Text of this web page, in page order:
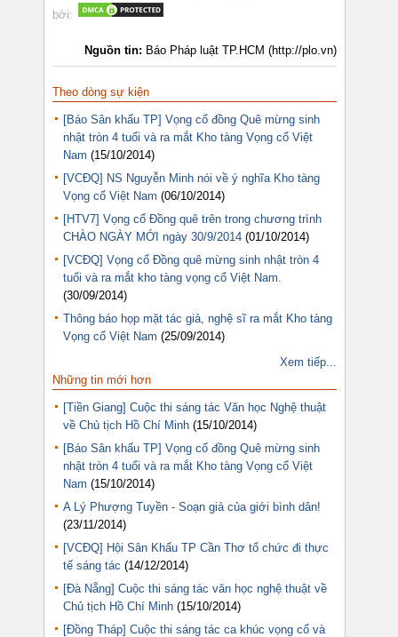
bởi:
Nguồn tin: Báo Pháp luật TP.HCM (http://plo.vn)
Theo dòng sự kiện
[Báo Sân khấu TP] Vọng cổ đồng Quê mừng sinh
nhật tròn 4 tuổi và ra mắt Kho tàng Vọng cổ Việt
Nam (15/10/2014)
[VCĐQ] NS Nguyễn Minh nói về ý nghĩa Kho tàng
Vọng cổ Việt Nam (06/10/2014)
[HTV7] Vọng cổ Đồng quê trên trong chương trình
CHÀO NGÀY MỚI ngày 30/9/2014 (01/10/2014)
[VCĐQ] Vọng cổ Đồng quê mừng sinh nhật tròn 4
tuổi và ra mắt kho tàng vọng cổ Việt Nam.
(30/09/2014)
Thông báo họp mặt tác giả, nghệ sĩ ra mắt Kho tàng
Vọng cổ Việt Nam (25/09/2014)
Xem tiếp...
Những tin mới hơn
[Tiền Giang] Cuộc thi sáng tác Văn học Nghệ thuật
về Chủ tịch Hồ Chí Minh (15/10/2014)
[Báo Sân khấu TP] Vọng cổ đồng Quê mừng sinh
nhật tròn 4 tuổi và ra mắt Kho tàng Vọng cổ Việt
Nam (15/10/2014)
A Lý Phượng Tuyền - Soạn giả của giới bình dân!
(23/11/2014)
[VCĐQ] Hội Sân Khấu TP Cần Thơ tổ chức đi thực
tế sáng tác (14/12/2014)
[Đà Nẵng] Cuộc thi sáng tác văn học nghệ thuật về
Chủ tịch Hồ Chí Minh (15/10/2014)
[Đồng Tháp] Cuộc thi sáng tác ca khúc vọng cổ và